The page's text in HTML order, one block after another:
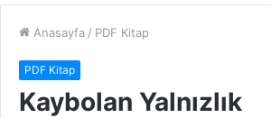
Anasayfa / PDF Kitap
PDF Kitap
Kaybolan Yalnızlık